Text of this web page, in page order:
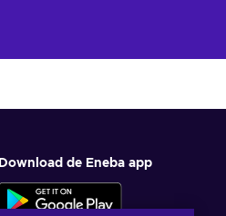
Download de Eneba app